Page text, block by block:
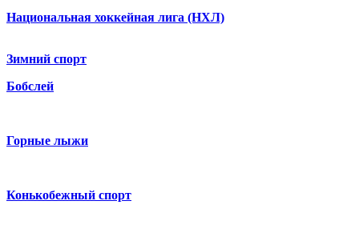
Национальная хоккейная лига (НХЛ)
Зимний спорт
Бобслей
Горные лыжи
Конькобежный спорт